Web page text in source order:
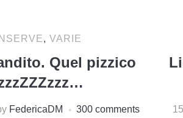
, VARIE
Quel pizzico
FedericaDM 300 comments